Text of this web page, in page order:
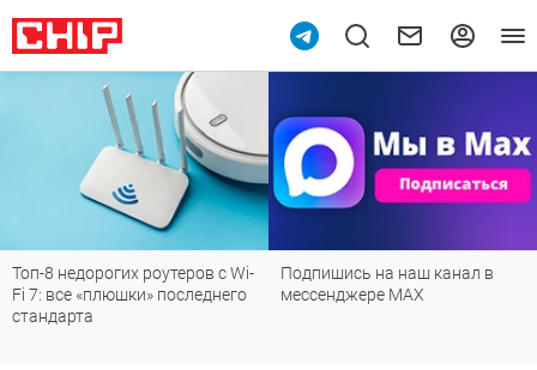
Топ-8 недорогих роутеров с Wi-
Fi 7: все «плюшки» последнего
стандарта
Подпишись на наш канал в
мессенджере МАХ